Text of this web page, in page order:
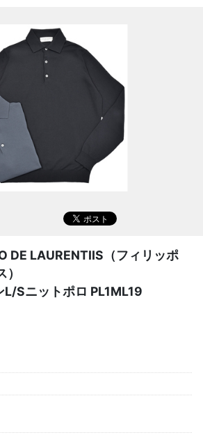
DE LAURENTIIS（フィリッポ
Sニットポロ PL1ML19